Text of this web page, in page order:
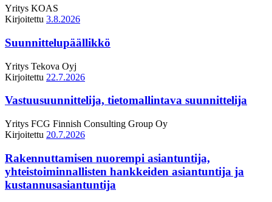
Yritys KOAS
Kirjoitettu 3.8.2026
Suunnittelupäällikkö
Yritys Tekova Oyj
Kirjoitettu 22.7.2026
Vastuusuunnittelija, tietomallintava suunnittelija
Yritys FCG Finnish Consulting Group Oy
Kirjoitettu 20.7.2026
Rakennuttamisen nuorempi asiantuntija,
yhteistoiminnallisten hankkeiden asiantuntija ja
kustannusasiantuntija